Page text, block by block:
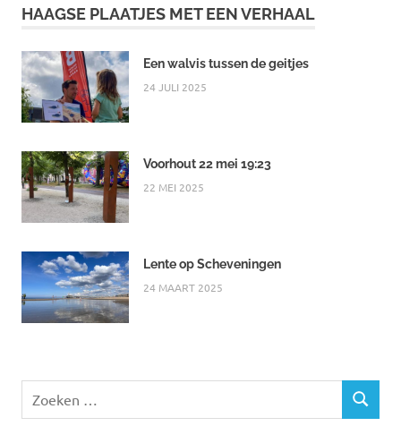
HAAGSE PLAATJES MET EEN VERHAAL
Een walvis tussen de geitjes
24 JULI 2025
Voorhout 22 mei 19:23
22 MEI 2025
Lente op Scheveningen
24 MAART 2025
Zoeken
ZOEKEN